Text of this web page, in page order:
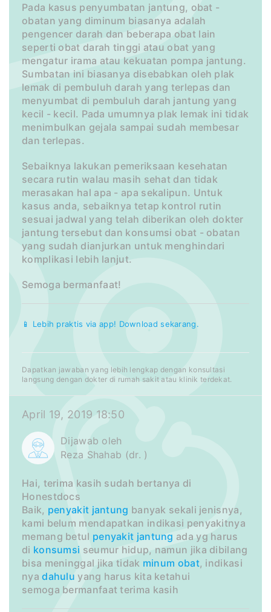
Pada kasus penyumbatan jantung, obat -
obatan yang diminum biasanya adalah
pengencer darah dan beberapa obat lain
seperti obat darah tinggi atau obat yang
mengatur irama atau kekuatan pompa jantung.
Sumbatan ini biasanya disebabkan oleh plak
lemak di pembuluh darah yang terlepas dan
menyumbat di pembuluh darah jantung yang
kecil - kecil. Pada umumnya plak lemak ini tidak
menimbulkan gejala sampai sudah membesar
dan terlepas.
Sebaiknya lakukan pemeriksaan kesehatan
secara rutin walau masih sehat dan tidak
merasakan hal apa - apa sekalipun. Untuk
kasus anda, sebaiknya tetap kontrol rutin
sesuai jadwal yang telah diberikan oleh dokter
jantung tersebut dan konsumsi obat - obatan
yang sudah dianjurkan untuk menghindari
komplikasi lebih lanjut.
Semoga bermanfaat!
📱 Lebih praktis via app! Download sekarang.
Dapatkan jawaban yang lebih lengkap dengan konsultasi
langsung dengan dokter di rumah sakit atau klinik terdekat.
April 19, 2019 18:50
Dijawab oleh
Reza Shahab (dr. )
Hai, terima kasih sudah bertanya di
Honestdocs
Baik, penyakit jantung banyak sekali jenisnya,
kami belum mendapatkan indikasi penyakitnya
memang betul penyakit jantung ada yg harus
di konsumsi seumur hidup, namun jika dibilang
bisa meninggal jika tidak minum obat, indikasi
nyadahulu yang harus kita ketahui
semoga bermanfaat terima kasih